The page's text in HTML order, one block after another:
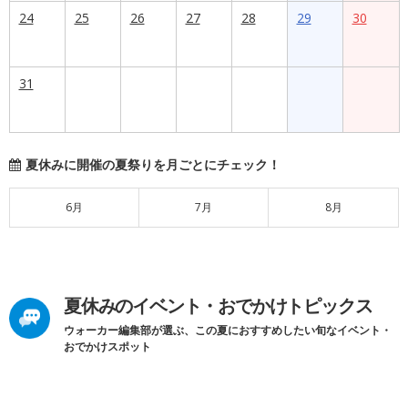
24 25 26 27 28 29 30
31
夏休みに開催の夏祭りを月ごとにチェック！
6月 7月 8月
夏休みのイベント・おでかけトピックス
ウォーカー編集部が選ぶ、この夏におすすめしたい旬なイベント・
おでかけスポット